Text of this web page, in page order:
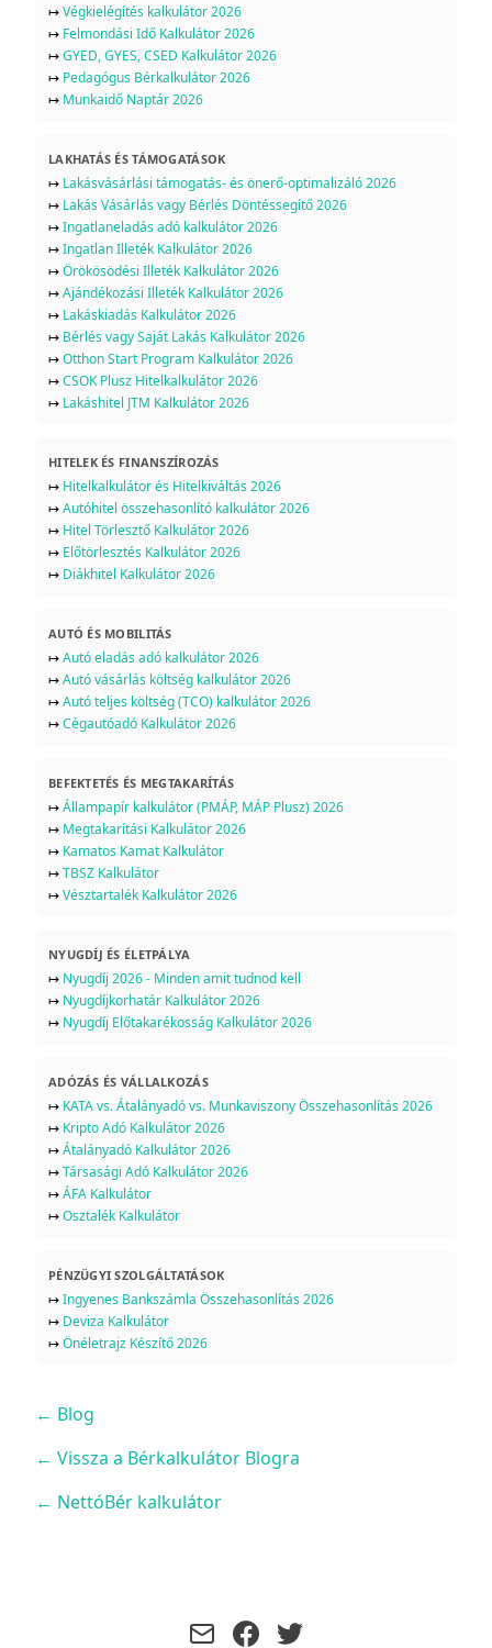
↦Végkielégítés kalkulátor 2026
↦ Felmondási Idő Kalkulátor 2026
↦GYED, GYES, CSED Kalkulátor 2026
↦ Pedagógus Bérkalkulátor 2026
↦ Munkaidő Naptár 2026
LAKHATÁS ÉS TÁMOGATÁSOK
↦ Lakásvásárlási támogatás- és önerő-optimalizáló 2026
↦ Lakás Vásárlás vagy Bérlés Döntéssegítő 2026
↦Ingatlaneladás adó kalkulátor 2026
↦Ingatlan Illeték Kalkulátor 2026
↦Örökösödési Illeték Kalkulátor 2026
↦Ajándékozási Illeték Kalkulátor 2026
↦ Lakáskiadás Kalkulátor 2026
↦ Bérlés vagy Saját Lakás Kalkulátor 2026
↦Otthon Start Program Kalkulátor 2026
↦CSOK Plusz Hitelkalkulátor 2026
↦ Lakáshitel JTM Kalkulátor 2026
HITELEK ÉS FINANSZÍROZÁS
↦ Hitelkalkulátor és Hitelkiváltás 2026
↦Autóhitel összehasonlító kalkulátor 2026
↦ Hitel Törlesztő Kalkulátor 2026
↦ Előtörlesztés Kalkulátor 2026
↦ Diákhitel Kalkulátor 2026
AUTÓ ÉS MOBILITÁS
↦Autó eladás adó kalkulátor 2026
↦Autó vásárlás költség kalkulátor 2026
↦Autó teljes költség (TCO) kalkulátor 2026
↦Cégautóadó Kalkulátor 2026
BEFEKTETÉS ÉS MEGTAKARÍTÁS
↦Állampapír kalkulátor (PMÁP, MÁP Plusz) 2026
↦ Megtakarítási Kalkulátor 2026
↦ Kamatos Kamat Kalkulátor
↦TBSZ Kalkulátor
↦Vésztartalék Kalkulátor 2026
NYUGDÍJ ÉS ÉLETPÁLYA
↦ Nyugdíj 2026 - Minden amit tudnod kell
↦ Nyugdíjkorhatár Kalkulátor 2026
↦ Nyugdíj Előtakarékosság Kalkulátor 2026
ADÓZÁS ÉS VÁLLALKOZÁS
↦ KATA vs. Átalányadó vs. Munkaviszony Összehasonlítás 2026
↦ Kripto Adó Kalkulátor 2026
↦Átalányadó Kalkulátor 2026
↦Társasági Adó Kalkulátor 2026
↦ÁFA Kalkulátor
↦Osztalék Kalkulátor
PÉNZÜGYI SZOLGÁLTATÁSOK
↦Ingyenes Bankszámla Összehasonlítás 2026
↦ Deviza Kalkulátor
↦Önéletrajz Készítő 2026
← Blog
← Vissza a Bérkalkulátor Blogra
← NettóBér kalkulátor
facebooktwitter